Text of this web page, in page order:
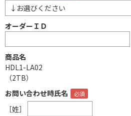
オーダーＩＤ
商品名
HDL1-LA02
（2TB）
お問い合わせ時氏名
［姓］